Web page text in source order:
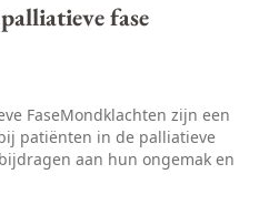
fase
FaseMondklachten zijn een
patiënten in de palliatieve
aan hun ongemak en
Zo kan een droge mond